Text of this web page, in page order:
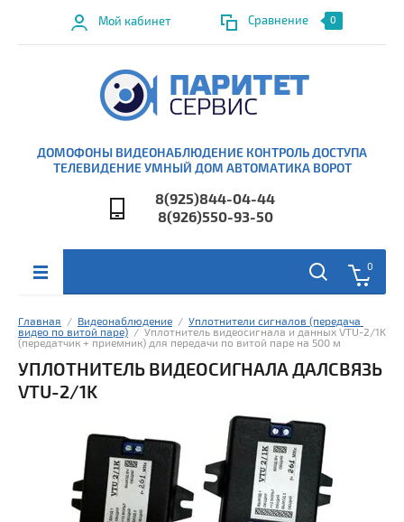
Мой кабинет Сравнение 0
ДОМОФОНЫ ВИДЕОНАБЛЮДЕНИЕ КОНТРОЛЬ ДОСТУПА
ТЕЛЕВИДЕНИЕ УМНЫЙ ДОМ АВТОМАТИКА ВОРОТ
8(925)844-04-44
8(926)550-93-50
0
Главная
  /
Видеонаблюдение
  /
Уплотнители сигналов (передача
видео по витой паре)
  /  Уплотнитель видеосигнала и данных VTU-2/1K
(передатчик + приемник) для передачи по витой паре на 500 м
УПЛОТНИТЕЛЬ ВИДЕОСИГНАЛА ДАЛСВЯЗЬ
VTU-2/1K